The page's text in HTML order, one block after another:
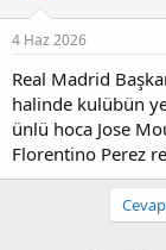
u
b
a
ş
l
a
t
a
g
ı
ç
a
r
i
h
4 Haz 2026
Real Madrid
halinde kulübün
ünlü hoca Jose
Florentino Perez